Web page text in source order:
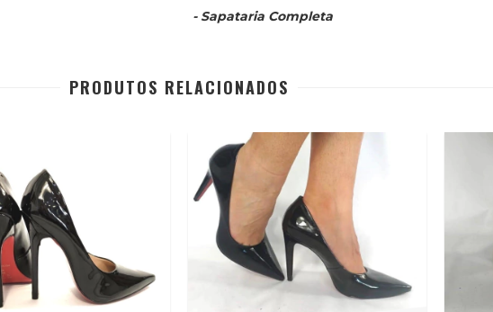
- Sapataria Completa
PRODUTOS RELACIONADOS